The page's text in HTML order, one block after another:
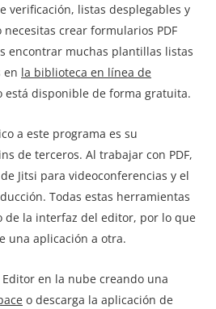
verificación, listas desplegables y
crear formularios PDF
encontrar muchas plantillas listas
en la biblioteca en línea de
está disponible de forma gratuita.
a este programa es su
de terceros. Al trabajar con PDF,
Jitsi para videoconferencias y el
Todas estas herramientas
de la interfaz del editor, por lo que
una aplicación a otra.
Editor en la nube creando una
o descarga la aplicación de